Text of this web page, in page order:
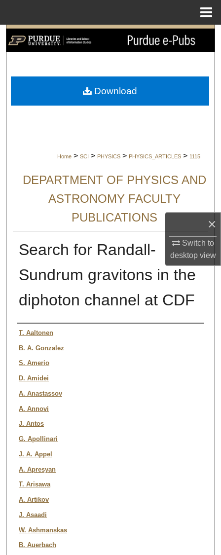
×
Switch to
desktopview
Search
My Account
Home > SCI > PHYSICS > PHYSICS_ARTICLES > 1115
DEPARTMENT OF PHYSICS AND
ASTRONOMY FACULTY
PUBLICATIONS
Search for Randall-
Sundrum gravitons in the
diphoton channel at CDF
Authors
T. Aaltonen
B. A. Gonzalez
S. Amerio
D. Amidei
A. Anastassov
A. Annovi
J. Antos
G. Apollinari
J. A. Appel
A. Apresyan
T. Arisawa
A. Artikov
J. Asaadi
W. Ashmanskas
B. Auerbach
Download